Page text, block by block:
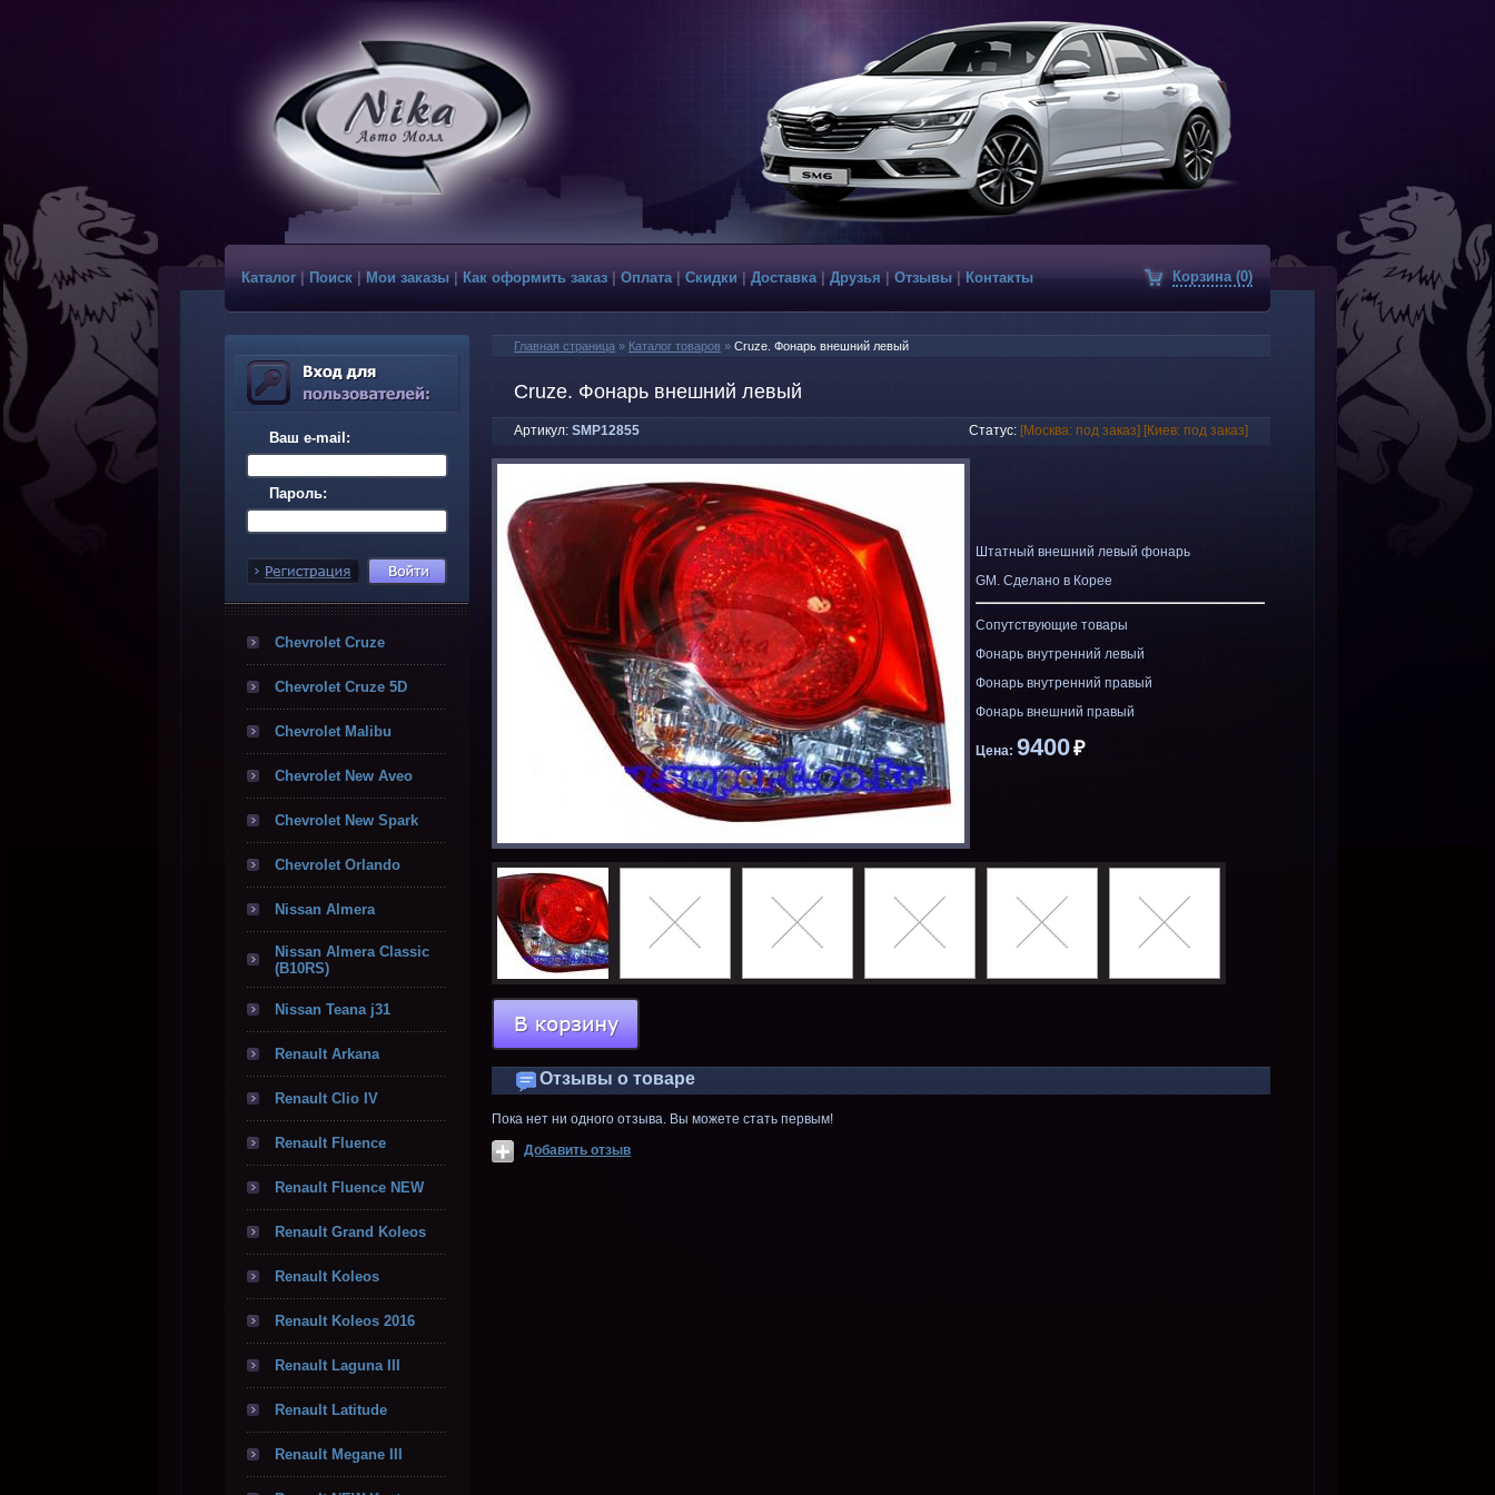
Каталог Поиск|Мои заказы|Как оформить заказ Оплата| Скидки Доставка| Друзья Отзывы Контакты Корзина (0)
Ваш e-mail:
Пароль:
Chevrolet Cruze
Chevrolet Cruze 5D
Chevrolet Malibu
Chevrolet New Aveo
Chevrolet New Spark
Chevrolet Orlando
Nissan Almera
Nissan Almera Classic
(B10RS)
Nissan Teana j31
Renault Arkana
Renault Clio IV
Renault Fluence
Renault Fluence NEW
Renault Grand Koleos
Renault Koleos
Renault Koleos 2016
Renault Laguna III
Renault Latitude
Renault Megane III
Главная страница » Каталог товаров » Cruze. Фонарь внешний левый
Cruze. Фонарь внешний левый
Артикул: SMP12855 Статус: [Москва: под заказ] [Киев: под заказ]
Штатный внешний левый фонарь
GM. Сделано в Корее
Сопутствующие товары
Фонарь внутренний левый
Фонарь внутренний правый
Фонарь внешний правый
Цена: 9400₽
Отзывы о товаре
Пока нет ни одного отзыва. Вы можете стать первым!
Добавить отзыв